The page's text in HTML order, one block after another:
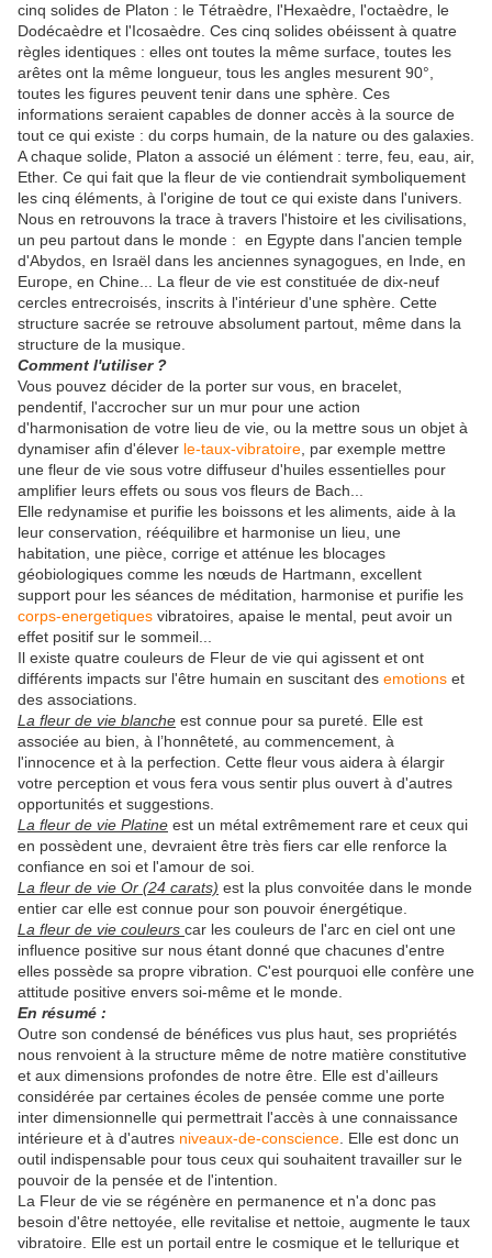
cinq solides de Platon : le Tétraèdre, l'Hexaèdre, l'octaèdre, le
Dodécaèdre et l'Icosaèdre. Ces cinq solides obéissent à quatre
règles identiques : elles ont toutes la même surface, toutes les
arêtes ont la même longueur, tous les angles mesurent 90°,
toutes les figures peuvent tenir dans une sphère. Ces
informations seraient capables de donner accès à la source de
tout ce qui existe : du corps humain, de la nature ou des galaxies.
A chaque solide, Platon a associé un élément : terre, feu, eau, air,
Ether. Ce qui fait que la fleur de vie contiendrait symboliquement
les cinq éléments, à l'origine de tout ce qui existe dans l'univers.
Nous en retrouvons la trace à travers l'histoire et les civilisations,
un peu partout dans le monde : en Egypte dans l'ancien temple
d'Abydos, en Israël dans les anciennes synagogues, en Inde, en
Europe, en Chine... La fleur de vie est constituée de dix-neuf
cercles entrecroisés, inscrits à l'intérieur d'une sphère. Cette
structure sacrée se retrouve absolument partout, même dans la
structure de la musique.
Comment l'utiliser ?
Vous pouvez décider de la porter sur vous, en bracelet,
pendentif, l'accrocher sur un mur pour une action
d'harmonisation de votre lieu de vie, ou la mettre sous un objet à
dynamiser afin d'élever le-taux-vibratoire , par exemple mettre
une fleur de vie sous votre diffuseur d'huiles essentielles pour
amplifier leurs effets ou sous vos fleurs de Bach...
Elle redynamise et purifie les boissons et les aliments, aide à la
leur conservation, rééquilibre et harmonise un lieu, une
habitation, une pièce, corrige et atténue les blocages
géobiologiques comme les nœuds de Hartmann, excellent
support pour les séances de méditation, harmonise et purifie les
corps-energetiques vibratoires, apaise le mental, peut avoir un
effet positif sur le sommeil...
Il existe quatre couleurs de Fleur de vie qui agissent et ont
différents impacts sur l'être humain en suscitant des emotions et
des associations.
La fleur de vie blanche est connue pour sa pureté. Elle est
associée au bien, à l’honnêteté, au commencement, à
l'innocence et à la perfection. Cette fleur vous aidera à élargir
votre perception et vous fera vous sentir plus ouvert à d'autres
opportunités et suggestions.
La fleur de vie Platine est un métal extrêmement rare et ceux qui
en possèdent une, devraient être très fiers car elle renforce la
confiance en soi et l'amour de soi.
La fleur de vie Or (24 carats) est la plus convoitée dans le monde
entier car elle est connue pour son pouvoir énergétique.
La fleur de vie couleurs car les couleurs de l'arc en ciel ont une
influence positive sur nous étant donné que chacunes d'entre
elles possède sa propre vibration. C'est pourquoi elle confère une
attitude positive envers soi-même et le monde.
En résumé :
Outre son condensé de bénéfices vus plus haut, ses propriétés
nous renvoient à la structure même de notre matière constitutive
et aux dimensions profondes de notre être. Elle est d'ailleurs
considérée par certaines écoles de pensée comme une porte
inter dimensionnelle qui permettrait l'accès à une connaissance
intérieure et à d'autres niveaux-de-conscience . Elle est donc un
outil indispensable pour tous ceux qui souhaitent travailler sur le
pouvoir de la pensée et de l'intention.
La Fleur de vie se régénère en permanence et n'a donc pas
besoin d'être nettoyée, elle revitalise et nettoie, augmente le taux
vibratoire. Elle est un portail entre le cosmique et le tellurique et